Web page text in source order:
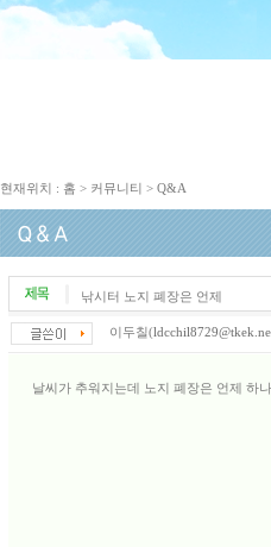
현재위치 : 홈 > 커뮤니티 > Q&A
낚시터 노지 폐장은 언제
이두칠(
날씨가 추워지는데 노지 폐장은 언제 하